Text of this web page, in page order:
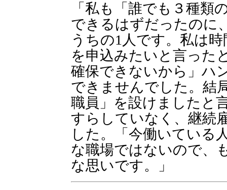
「私も「誰でも３種類
できるはずだったのに
うちの1人です。私は
を申込みたいと言った
確保できないから」ハ
できませんでした。結
職員」を設けましたと
すらしていなく、継続
した。「今働いている
な職場ではないので、
な思いです。」